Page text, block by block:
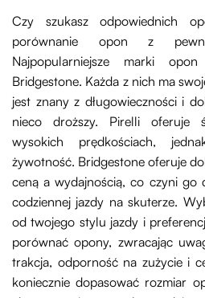
Czy szukasz odpowiednich
porównanie opon z
Najpopularniejsze marki
Bridgestone. Każda z nich ma
jest znany z długowieczności i
nieco droższy. Pirelli oferuje
wysokich prędkościach,
żywotność. Bridgestone oferuje
ceną a wydajnością, co czyni go
codziennej jazdy na skuterze.
od twojego stylu jazdy i
porównać opony, zwracając
trakcja, odporność na zużycie i
koniecznie dopasować rozmiar